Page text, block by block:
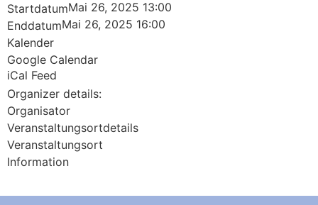
StartdatumMai 26, 2025 13:00
EnddatumMai 26, 2025 16:00
Kalender
Google Calendar
iCal Feed
Organizer details:
Organisator
Veranstaltungsortdetails
Veranstaltungsort
Information